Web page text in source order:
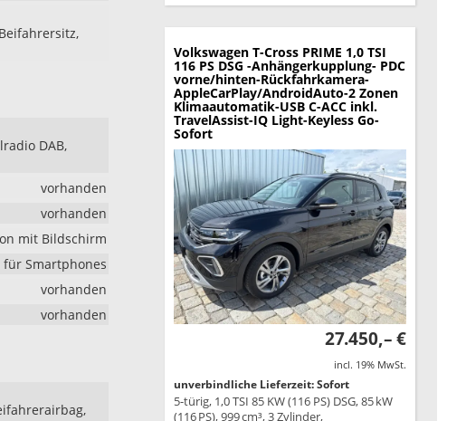
DAB,
vorhanden
vorhanden
mit Bildschirm
Smartphones
vorhanden
vorhanden
Volkswagen T-Cross PRIME 1,0 TSI
116 PS DSG -Anhängerkupplung- PDC
vorne/hinten-Rückfahrkamera-
AppleCarPlay/AndroidAuto-2 Zonen
Klimaautomatik-USB C-ACC inkl.
TravelAssist-IQ Light-Keyless Go-
Sofort
27.450,– €
incl. 19% MwSt.
unverbindliche Lieferzeit: Sofort
5-türig, 1,0 TSI 85 KW (116 PS) DSG, 85 kW
(116 PS), 999 cm³, 3 Zylinder,